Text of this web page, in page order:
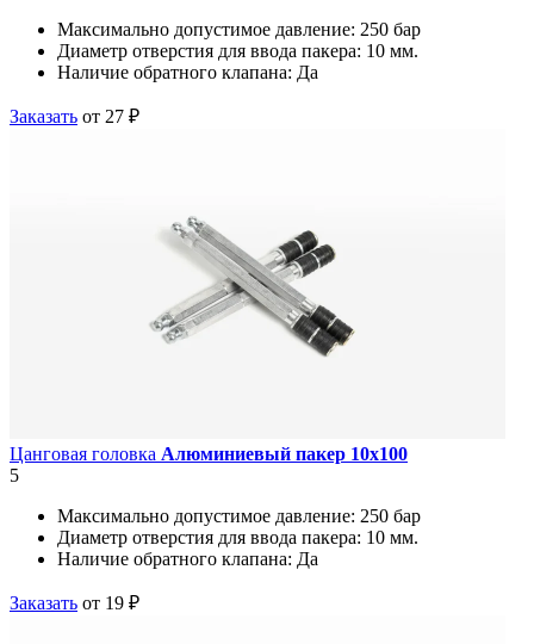
Максимально допустимое давление: 250 бар
Диаметр отверстия для ввода пакера: 10 мм.
Наличие обратного клапана: Да
Заказать от 27 ₽
Цанговая головка Алюминиевый пакер 10х100
5
Максимально допустимое давление: 250 бар
Диаметр отверстия для ввода пакера: 10 мм.
Наличие обратного клапана: Да
Заказать от 19 ₽